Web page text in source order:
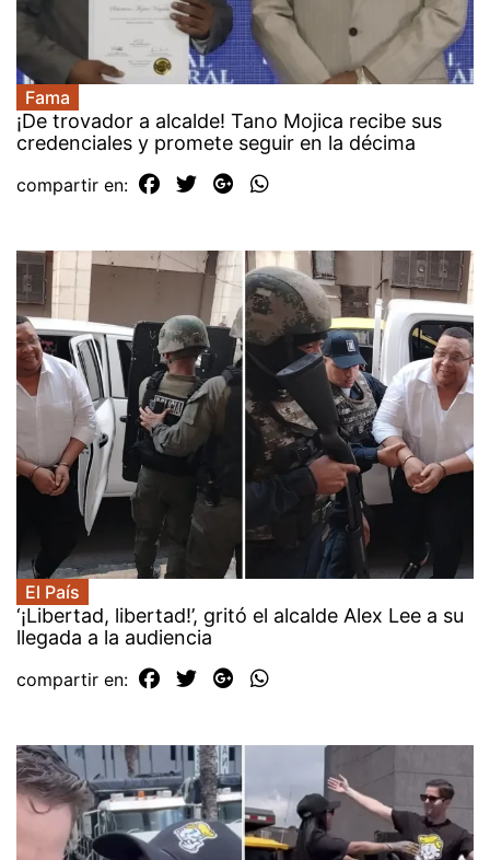
Fama
¡De trovador a alcalde! Tano Mojica recibe sus
credenciales y promete seguir en la décima
compartir en:
El País
‘¡Libertad, libertad!’, gritó el alcalde Alex Lee a su
llegada a la audiencia
compartir en: